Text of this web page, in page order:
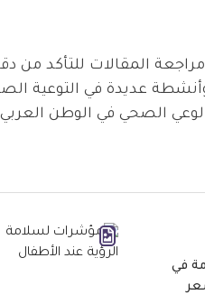
المقالات للتأكد من
عديدة في التوعية
الوعي الصحي في الوطن
في